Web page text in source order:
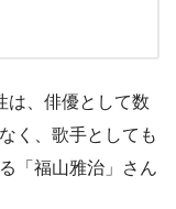
は、俳優として数
く、歌手としても
「福山雅治」さん